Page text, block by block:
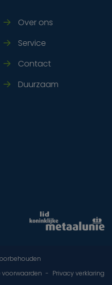
Over ons
Service
Contact
Duurzaam
voorwaarden
Privacy verklaring